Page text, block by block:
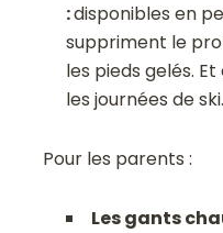
:disponibles en
suppriment le
les pieds gelés.
les journées de ski.
Pour les parents :
Les gants